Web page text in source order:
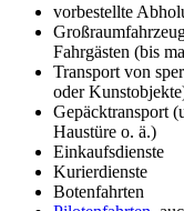
vorbestellte
Fahrgästen (bis
Transport von
oder
Gepäcktransport
Haustüre o. ä.)
Einkaufsdienste
Kurierdienste
Botenfahrten